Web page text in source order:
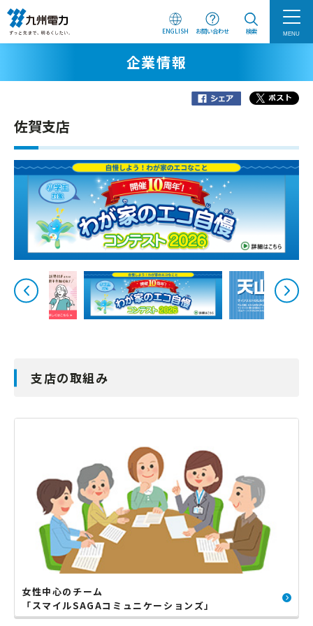
ENGLISH お問い合わせ 検索 MENU
企業情報
佐賀支店
支店の取組み
女性中心のチーム
「スマイルSAGAコミュニケーションズ」